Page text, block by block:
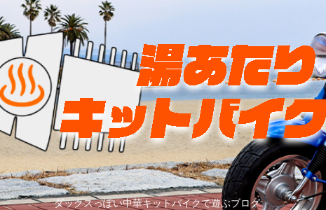
ダックスっぽい中華キットバイクで遊ぶブログ